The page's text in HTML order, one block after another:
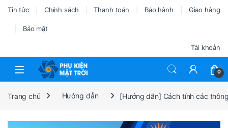
Tin tức Chính sách Thanh toán Bảo hành Giao hàng
Bảo mật
Tài khoản
0
Trang chủ Hướng dẫn [Hướng dẫn] Cách tính các